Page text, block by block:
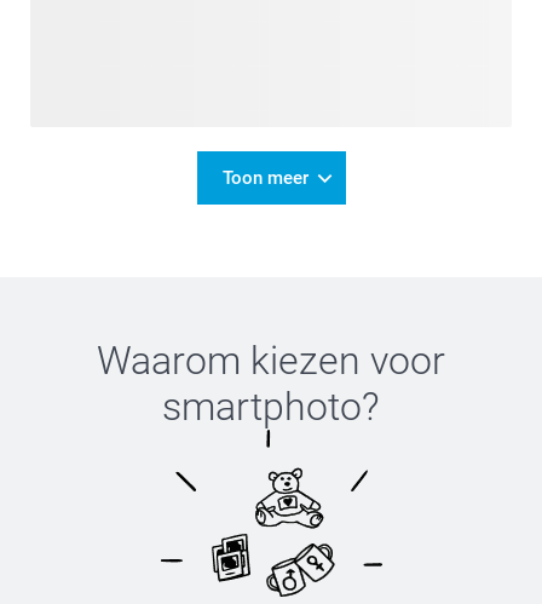
Toon meer
Waarom kiezen voor
smartphoto?